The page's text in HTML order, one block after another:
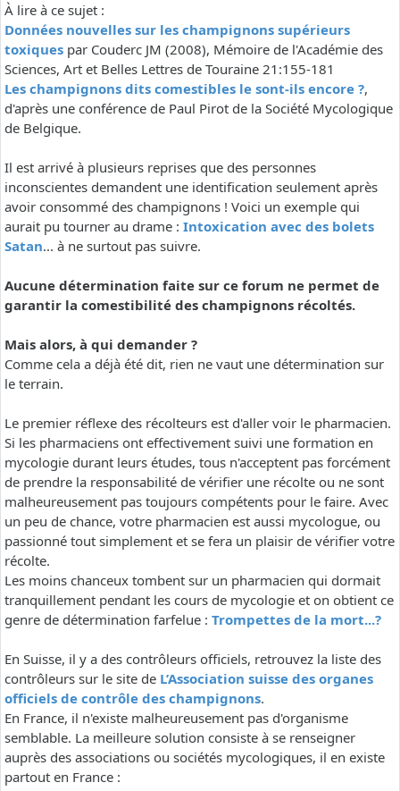
À lire à ce sujet :
Données nouvelles sur les champignons supérieurs
toxiques par Couderc JM (2008), Mémoire de l'Académie des
Sciences, Art et Belles Lettres de Touraine 21:155-181
Les champignons dits comestibles le sont-ils encore ?,
d'après une conférence de Paul Pirot de la Société Mycologique
de Belgique.
Il est arrivé à plusieurs reprises que des personnes
inconscientes demandent une identification seulement après
avoir consommé des champignons ! Voici un exemple qui
aurait pu tourner au drame : Intoxication avec des bolets
Satan... à ne surtout pas suivre.
Aucune détermination faite sur ce forum ne permet de
garantir la comestibilité des champignons récoltés.
Mais alors, à qui demander ?
Comme cela a déjà été dit, rien ne vaut une détermination sur
le terrain.
Le premier réflexe des récolteurs est d'aller voir le pharmacien.
Si les pharmaciens ont effectivement suivi une formation en
mycologie durant leurs études, tous n'acceptent pas forcément
de prendre la responsabilité de vérifier une récolte ou ne sont
malheureusement pas toujours compétents pour le faire. Avec
un peu de chance, votre pharmacien est aussi mycologue, ou
passionné tout simplement et se fera un plaisir de vérifier votre
récolte.
Les moins chanceux tombent sur un pharmacien qui dormait
tranquillement pendant les cours de mycologie et on obtient ce
genre de détermination farfelue : Trompettes de la mort...?
En Suisse, il y a des contrôleurs officiels, retrouvez la liste des
contrôleurs sur le site de L’Association suisse des organes
officiels de contrôle des champignons.
En France, il n'existe malheureusement pas d'organisme
semblable. La meilleure solution consiste à se renseigner
auprès des associations ou sociétés mycologiques, il en existe
partout en France :